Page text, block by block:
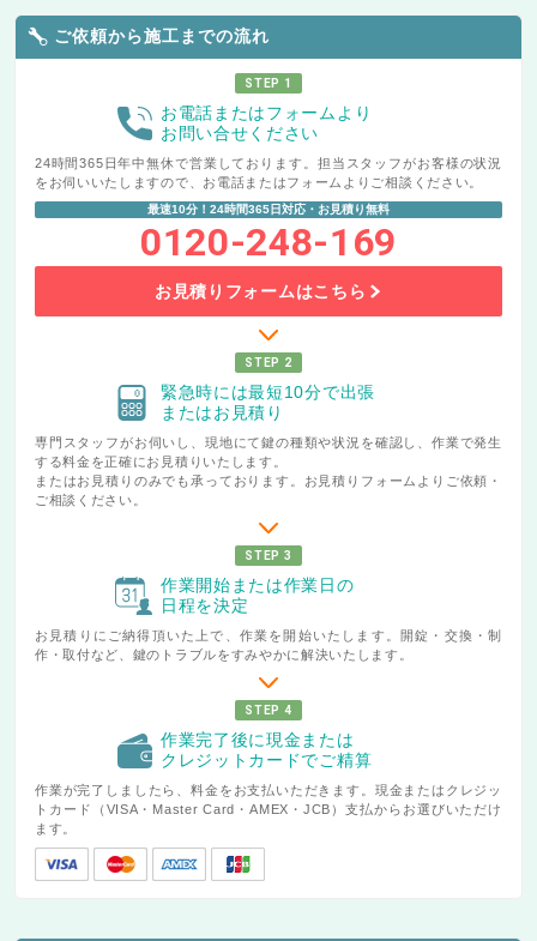
ご依頼から施工までの流れ
STEP 1
お電話またはフォームより
お問い合せください
24時間365日年中無休で営業しております。担当スタッフがお客様の状況
をお伺いいたしますので、お電話またはフォームよりご相談ください。
最速10分！24時間365日対応・お見積り無料
0120-248-169
お見積りフォームはこちら
STEP 2
緊急時には最短10分で出張
またはお見積り
専門スタッフがお伺いし、現地にて鍵の種類や状況を確認し、作業で発生
する料金を正確にお見積りいたします。
またはお見積りのみでも承っております。お見積りフォームよりご依頼・
ご相談ください。
STEP 3
作業開始または作業日の
日程を決定
お見積りにご納得頂いた上で、作業を開始いたします。開錠・交換・制
作・取付など、鍵のトラブルをすみやかに解決いたします。
STEP 4
作業完了後に現金または
クレジットカードでご精算
作業が完了しましたら、料金をお支払いただきます。現金またはクレジッ
トカード（VISA・Master Card・AMEX・JCB）支払からお選びいただけ
ます。